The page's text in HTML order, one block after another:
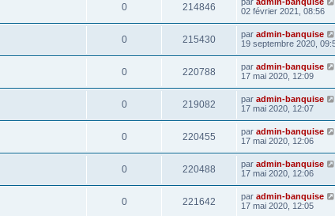
0 214846
02 février 2021, 08:56
0 215430 par admin-banquise
19 septembre 2020,
0 220788 par admin-banquise
17 mai 2020, 12:09
0 219082 par admin-banquise
17 mai 2020, 12:07
0 220455 par admin-banquise
17 mai 2020, 12:06
0 220488 par admin-banquise
17 mai 2020, 12:06
0 221642 par admin-banquise
17 mai 2020, 12:05